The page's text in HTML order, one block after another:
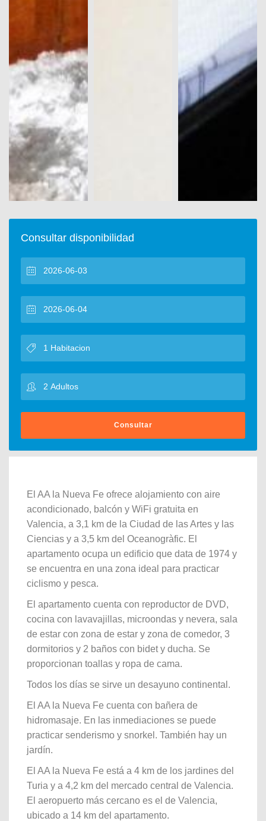
Consultar disponibilidad
Consultar
El AA la Nueva Fe ofrece alojamiento con aire
acondicionado, balcón y WiFi gratuita en
Valencia, a 3,1 km de la Ciudad de las Artes y las
Ciencias y a 3,5 km del Oceanogràfic. El
apartamento ocupa un edificio que data de 1974 y
se encuentra en una zona ideal para practicar
ciclismo y pesca.
El apartamento cuenta con reproductor de DVD,
cocina con lavavajillas, microondas y nevera, sala
de estar con zona de estar y zona de comedor, 3
dormitorios y 2 baños con bidet y ducha. Se
proporcionan toallas y ropa de cama.
Todos los días se sirve un desayuno continental.
El AA la Nueva Fe cuenta con bañera de
hidromasaje. En las inmediaciones se puede
practicar senderismo y snorkel. También hay un
jardín.
El AA la Nueva Fe está a 4 km de los jardines del
Turia y a 4,2 km del mercado central de Valencia.
El aeropuerto más cercano es el de Valencia,
ubicado a 14 km del apartamento.